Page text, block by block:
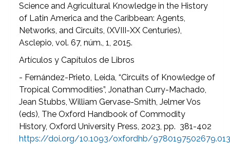
Science and Agricultural Knowledge in the History
of Latin America and the Caribbean: Agents,
Networks, and Circuits, (XVIII-XX Centuries),
Asclepio, vol. 67, núm., 1, 2015.
Artículos y Capítulos de Libros
- Fernández-Prieto, Leida, “Circuits of Knowledge of
Tropical Commodities”, Jonathan Curry-Machado,
Jean Stubbs, William Gervase-Smith, Jelmer Vos
(eds), The Oxford Handbook of Commodity
History, Oxford University Press, 2023, pp. 381-402
https://doi.org/10.1093/oxfordhb/